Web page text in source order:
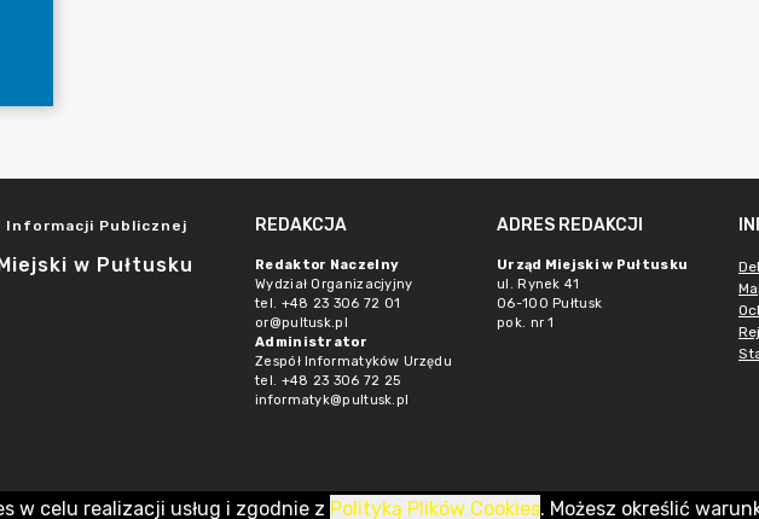
Informacji Publicznej
w Pułtusku
REDAKCJA
Redaktor Naczelny
Wydział Organizacjyjny
tel. +48 23 306 72 01
or@pultusk.pl
Administrator
Zespół Informatyków Urzędu
tel. +48 23 306 72 25
informatyk@pultusk.pl
ADRES REDAKCJI
Urząd Miejski w Pułtusku
ul. Rynek 41
06-100 Pułtusk
pok. nr 1
w celu realizacji usług i zgodnie z Polityką Plików Cookies. Możesz określić